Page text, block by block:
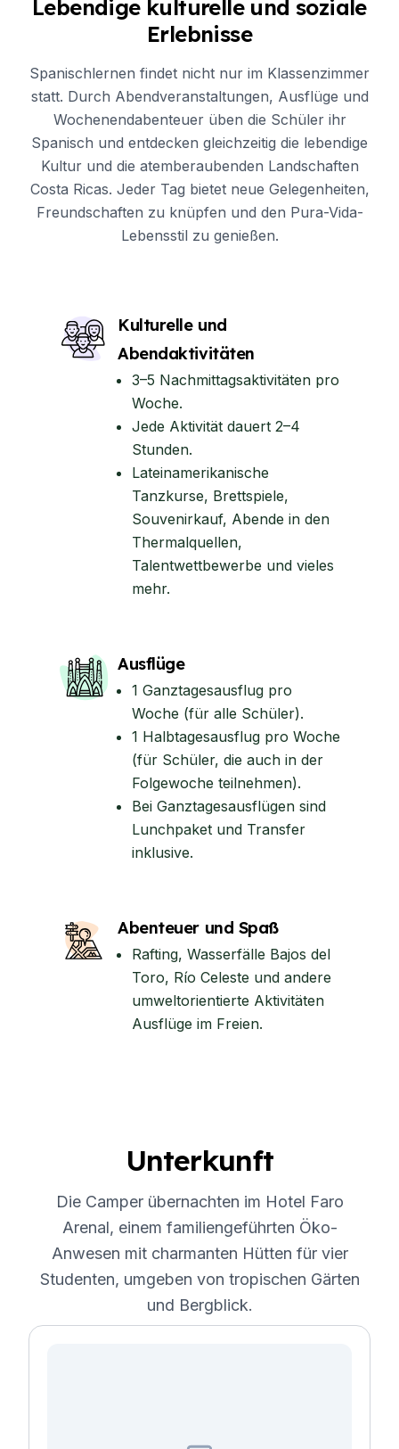
Lebendige kulturelle und soziale
Erlebnisse
Spanischlernen findet nicht nur im Klassenzimmer
statt. Durch Abendveranstaltungen, Ausflüge und
Wochenendabenteuer üben die Schüler ihr
Spanisch und entdecken gleichzeitig die lebendige
Kultur und die atemberaubenden Landschaften
Costa Ricas. Jeder Tag bietet neue Gelegenheiten,
Freundschaften zu knüpfen und den Pura-Vida-
Lebensstil zu genießen.
Kulturelle und
Abendaktivitäten
3–5 Nachmittagsaktivitäten pro
Woche.
Jede Aktivität dauert 2–4
Stunden.
Lateinamerikanische
Tanzkurse, Brettspiele,
Souvenirkauf, Abende in den
Thermalquellen,
Talentwettbewerbe und vieles
mehr.
Ausflüge
1 Ganztagesausflug pro
Woche (für alle Schüler).
1 Halbtagesausflug pro Woche
(für Schüler, die auch in der
Folgewoche teilnehmen).
Bei Ganztagesausflügen sind
Lunchpaket und Transfer
inklusive.
Abenteuer und Spaß
Rafting, Wasserfälle Bajos del
Toro, Río Celeste und andere
umweltorientierte Aktivitäten
Ausflüge im Freien.
Unterkunft
Die Camper übernachten im Hotel Faro
Arenal, einem familiengeführten Öko-
Anwesen mit charmanten Hütten für vier
Studenten, umgeben von tropischen Gärten
und Bergblick.